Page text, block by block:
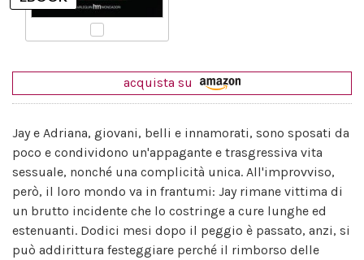
acquista su
Jay e Adriana, giovani, belli e innamorati, sono sposati da
poco e condividono un'appagante e trasgressiva vita
sessuale, nonché una complicità unica. All'improvviso,
però, il loro mondo va in frantumi: Jay rimane vittima di
un brutto incidente che lo costringe a cure lunghe ed
estenuanti. Dodici mesi dopo il peggio è passato, anzi, si
può addirittura festeggiare perché il rimborso delle